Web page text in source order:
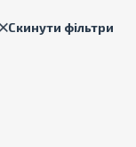
Скинути фільтри